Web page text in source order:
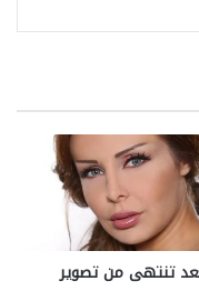
تنتهى من تصوير